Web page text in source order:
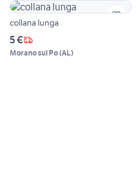
collana lunga
5 €
Morano sul Po(AL)